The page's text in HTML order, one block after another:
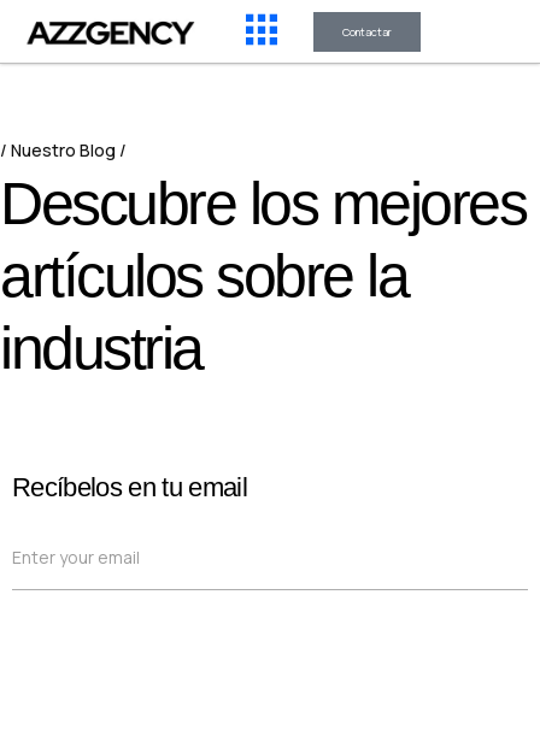
Contactar
Nuestro Blog
Descubre los mejores
artículos sobre la
industria
Recíbelos en tu email
E
Enter your email